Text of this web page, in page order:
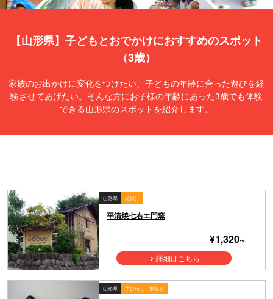
【山形県】子どもとおでかけにおすすめのスポット
（3歳）
家族のお出かけに変化をつけたい、子どもの年齢に合った遊びを経
験させてあげたい。そんな方にお子様の年齢にあった3歳でも体験
できる山形県のスポットを紹介します。
山形県 絵付け
平清焼七右エ門窯
¥1,320~
詳細はこちら
山形県 手びねり・型取り